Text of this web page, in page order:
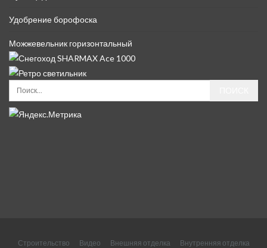
Удобрение борофоска
Можжевельник горизонтальный
Строительство Видео Внешняя отделка Внутренняя отделка